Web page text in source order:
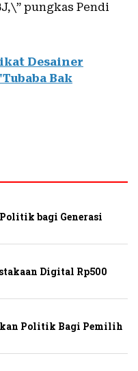
pungkas Pendi
Desainer
Bak
bagi Generasi
Digital Rp500
Politik Bagi Pemilih